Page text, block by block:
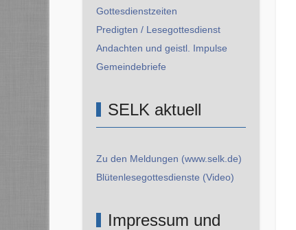
Gottesdienstzeiten
Predigten / Lesegottesdienst
Andachten und geistl. Impulse
Gemeindebriefe
SELK aktuell
Zu den Meldungen (www.selk.de)
Blütenlesegottesdienste (Video)
Impressum und